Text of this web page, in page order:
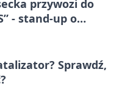
przywozi do
- stand-up o
Sprawdź,